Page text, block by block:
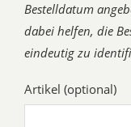
Bestelldatum
dabei helfen, die
eindeutig zu
Artikel (optional)